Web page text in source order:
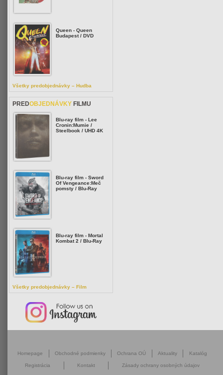
Queen - Queen
Budapest / DVD
Všetky predobjednávky – Hudba
PREDOBJEDNÁVKY FILMU
Blu-ray film - Lee
Cronin:Mumie /
Steelbook / UHD 4K
Blu-ray film - Sword
Of Vengeance:Meč
pomsty / Blu-Ray
Blu-ray film - Mortal
Kombat 2 / Blu-Ray
Všetky predobjednávky – Film
Homepage Obchodné podmienky Ochrana OÚ Aktuality Katalóg
Registrácia Kontakt Zásady ochrany osobných údajov